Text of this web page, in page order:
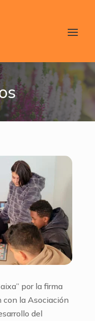
por la firma
con la Asociación
del